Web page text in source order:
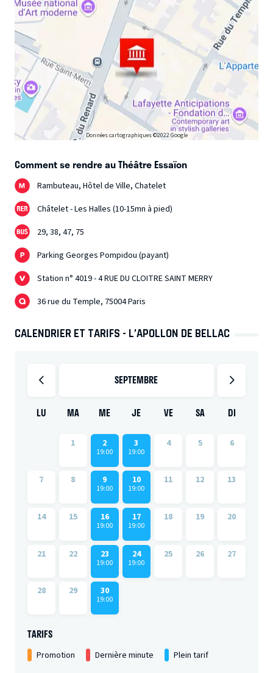
Données cartographiques ©2022 Google
Comment se rendre au Théâtre Essaïon
Rambuteau, Hôtel de Ville, Chatelet
Châtelet - Les Halles (10-15mn à pied)
29, 38, 47, 75
Parking Georges Pompidou (payant)
Station n° 4019 - 4 RUE DU CLOITRE SAINT MERRY
36 rue du Temple, 75004 Paris
CALENDRIER ET TARIFS - L’APOLLON DE BELLAC
SEPTEMBRE
LU MA ME JE VE SA DI
1 2
19:00
3
19:00
4 5 6
7 8 9
19:00
10
19:00
11 12 13
14 15 16
19:00
17
19:00
18 19 20
21 22 23
19:00
24
19:00
25 26 27
28 29 30
19:00
TARIFS
Promotion Dernière minute Plein tarif